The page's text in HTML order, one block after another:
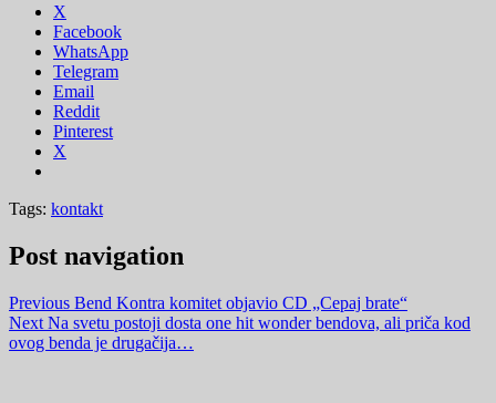
X
Facebook
WhatsApp
Telegram
Email
Reddit
Pinterest
X
Tags: kontakt
Post navigation
Previous Bend Kontra komitet objavio CD „Cepaj brate“
Next Na svetu postoji dosta one hit wonder bendova, ali priča kod
ovog benda je drugačija…